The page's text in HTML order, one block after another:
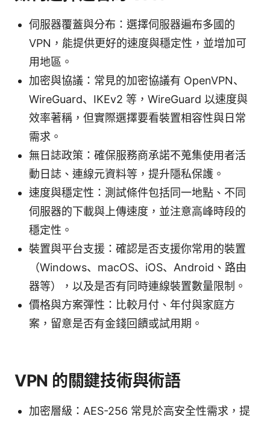
伺服器覆蓋與分布：選擇伺服器遍布多國的
VPN，能提供更好的速度與穩定性，並增加可
用地區。
加密與協議：常見的加密協議有 OpenVPN、
WireGuard、IKEv2 等，WireGuard 以速度與
效率著稱，但實際選擇要看裝置相容性與日常
需求。
無日誌政策：確保服務商承諾不蒐集使用者活
動日誌、連線元資料等，提升隱私保護。
速度與穩定性：測試條件包括同一地點、不同
伺服器的下載與上傳速度，並注意高峰時段的
穩定性。
裝置與平台支援：確認是否支援你常用的裝置
（Windows、macOS、iOS、Android、路由
器等），以及是否有同時連線裝置數量限制。
價格與方案彈性：比較月付、年付與家庭方
案，留意是否有金錢回饋或試用期。
VPN 的關鍵技術與術語
加密層級：AES-256 常見於高安全性需求，提